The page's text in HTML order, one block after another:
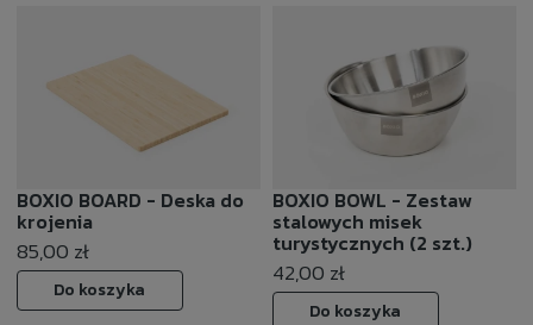
BOXIO BOARD - Deska do
krojenia
85,00 zł
Do koszyka
BOXIO BOWL - Zestaw
stalowych misek
turystycznych (2 szt.)
42,00 zł
Do koszyka